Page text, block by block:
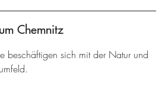
Chemnitz
beschäftigen sich mit der Natur und